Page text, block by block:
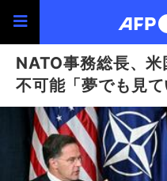
NATO事務総長、
不可能「夢でも見て